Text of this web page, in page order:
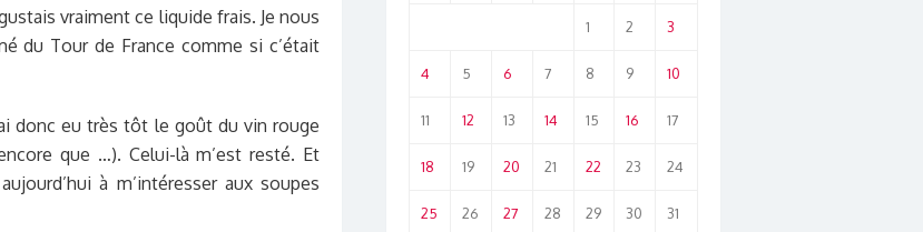
vraiment ce liquide frais. Je nous
du Tour de France comme si c’était
donc eu très tôt le goût du vin rouge
que …). Celui-là m’est resté. Et
à m’intéresser aux soupes
1 2 3
4 5 6 7 8 9 10
11 12 13 14 15 16 17
18 19 20 21 22 23 24
25 26 27 28 29 30
31